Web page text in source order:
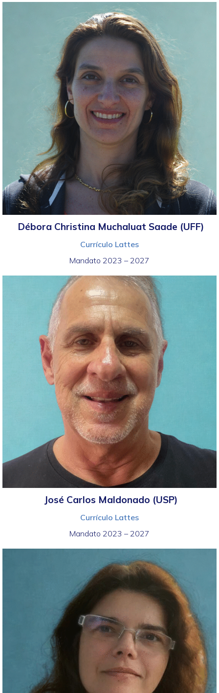
Débora Christina Muchaluat Saade (UFF)
Currículo Lattes
Mandato 2023 – 2027
José Carlos Maldonado (USP)
Currículo Lattes
Mandato 2023 – 2027